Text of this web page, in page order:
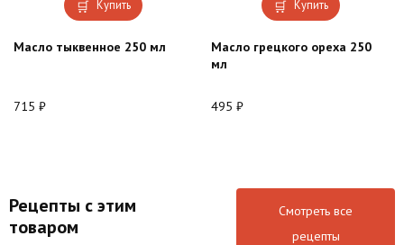
Купить
Масло тыквенное 250 мл
715 ₽
Купить
Масло грецкого ореха 250
мл
495 ₽
Рецепты с этим
товаром
Смотреть все
рецепты